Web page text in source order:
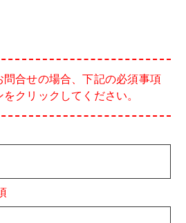
問合せの場合、下記の必須事項
クリックしてください。